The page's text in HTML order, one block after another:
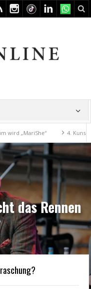
4. Kunstfest
das Rennen